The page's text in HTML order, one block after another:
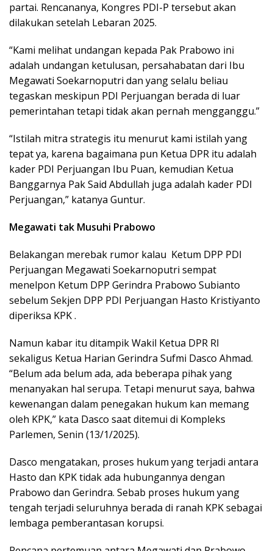
partai. Rencananya, Kongres PDI-P tersebut akan
dilakukan setelah Lebaran 2025.
“Kami melihat undangan kepada Pak Prabowo ini
adalah undangan ketulusan, persahabatan dari Ibu
Megawati Soekarnoputri dan yang selalu beliau
tegaskan meskipun PDI Perjuangan berada di luar
pemerintahan tetapi tidak akan pernah mengganggu.”
“Istilah mitra strategis itu menurut kami istilah yang
tepat ya, karena bagaimana pun Ketua DPR itu adalah
kader PDI Perjuangan Ibu Puan, kemudian Ketua
Banggarnya Pak Said Abdullah juga adalah kader PDI
Perjuangan,” katanya Guntur.
Megawati tak Musuhi Prabowo
Belakangan merebak rumor kalau Ketum DPP PDI
Perjuangan Megawati Soekarnoputri sempat
menelpon Ketum DPP Gerindra Prabowo Subianto
sebelum Sekjen DPP PDI Perjuangan Hasto Kristiyanto
diperiksa KPK .
Namun kabar itu ditampik Wakil Ketua DPR RI
sekaligus Ketua Harian Gerindra Sufmi Dasco Ahmad.
“Belum ada belum ada, ada beberapa pihak yang
menanyakan hal serupa. Tetapi menurut saya, bahwa
kewenangan dalam penegakan hukum kan memang
oleh KPK,” kata Dasco saat ditemui di Kompleks
Parlemen, Senin (13/1/2025).
Dasco mengatakan, proses hukum yang terjadi antara
Hasto dan KPK tidak ada hubungannya dengan
Prabowo dan Gerindra. Sebab proses hukum yang
tengah terjadi seluruhnya berada di ranah KPK sebagai
lembaga pemberantasan korupsi.